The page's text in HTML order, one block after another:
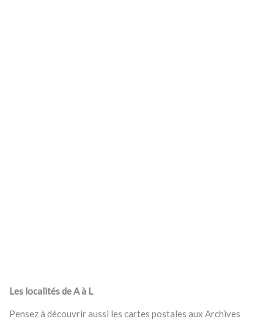
Les localités de A à L
Pensez à découvrir aussi les cartes postales aux Archives